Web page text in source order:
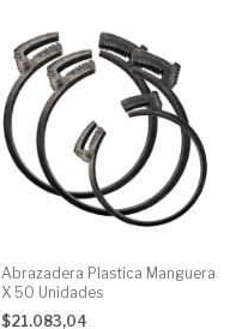
Abrazadera Plastica Manguera
X 50 Unidades
$21.083,04